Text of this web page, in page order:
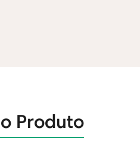
Produto